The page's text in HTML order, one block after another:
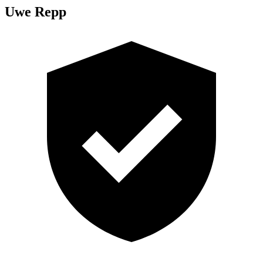
Uwe Repp